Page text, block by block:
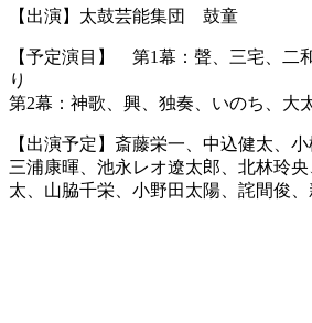
【出演】太鼓芸能集団 鼓童
【予定演目】 第1幕：聲、三宅、二
第2幕：神歌、興、独奏、いのち、大
【出演予定】斎藤栄一、中込健太、
三浦康暉、池永レオ遼太郎、北林玲
太、山脇千栄、小野田太陽、詫間俊